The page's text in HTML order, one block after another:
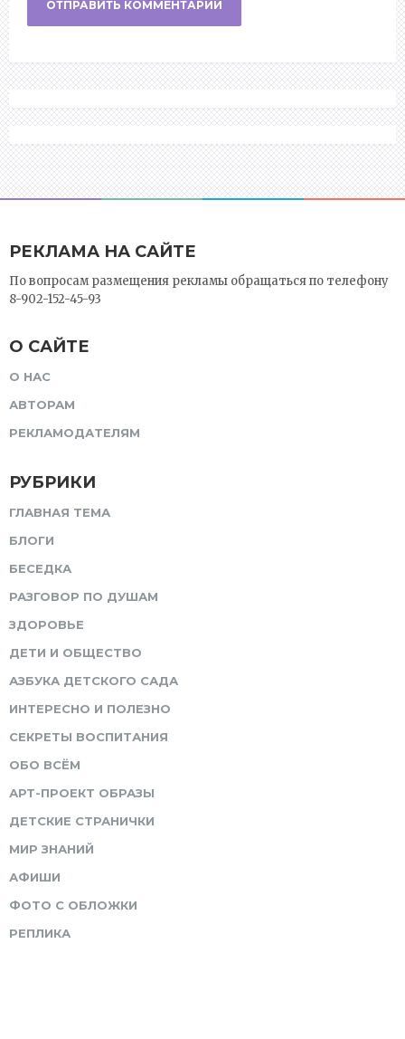
РЕКЛАМА НА САЙТЕ
По вопросам размещения рекламы обращаться по телефону
8-902-152-45-93
О САЙТЕ
О НАС
АВТОРАМ
РЕКЛАМОДАТЕЛЯМ
РУБРИКИ
ГЛАВНАЯ ТЕМА
БЛОГИ
БЕСЕДКА
РАЗГОВОР ПО ДУШАМ
ЗДОРОВЬЕ
ДЕТИ И ОБЩЕСТВО
АЗБУКА ДЕТСКОГО САДА
ИНТЕРЕСНО И ПОЛЕЗНО
СЕКРЕТЫ ВОСПИТАНИЯ
ОБО ВСЁМ
АРТ-ПРОЕКТ ОБРАЗЫ
ДЕТСКИЕ СТРАНИЧКИ
МИР ЗНАНИЙ
АФИШИ
ФОТО С ОБЛОЖКИ
РЕПЛИКА